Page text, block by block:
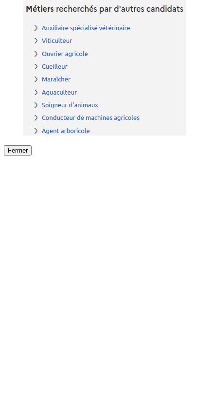
Fermer